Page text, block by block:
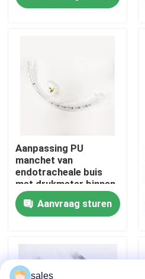
VR-show
Fabrieksreis
Contacteer ons
Vraag een offerte aan
Laryngeal Maskerluchtroute
Aanpassing PU
manchet van
endotracheale buis
met drukmeter binnen
de manchet
Aanvraag sturen
sales